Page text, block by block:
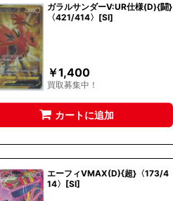
ガラルサンダーV:UR仕様(D){闘}
〈421/414〉[SI]
￥1,400
買取募集中！
カートに追加
エーフィVMAX(D){超}〈173/4
14〉[SI]